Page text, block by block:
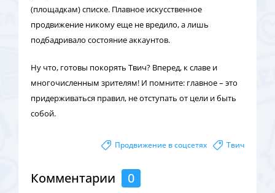
(площадкам) списке. Плавное искусственное
продвижение никому еще не вредило, а лишь
подбадривало состояние аккаунтов.
Ну что, готовы покорять Твич? Вперед, к славе и
многочисленным зрителям! И помните: главное – это
придерживаться правил, не отступать от цели и быть
собой.
Продвижение в соцсетях Твич
Комментарии 0